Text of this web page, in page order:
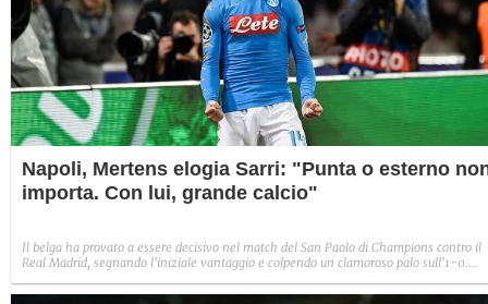
Napoli, Mertens elogia Sarri: "Punta o esterno
importa. Con lui, grande calcio"
Il belga ha provato a essere decisivo nel match del San Paolo di Champions contro il
Real Madrid, segnando l'iniziale vantaggio e colpendo un clamoroso palo sull'1-0.
Mertens è stata un'esperienza importante: "Giocare sfide simili fa crescere